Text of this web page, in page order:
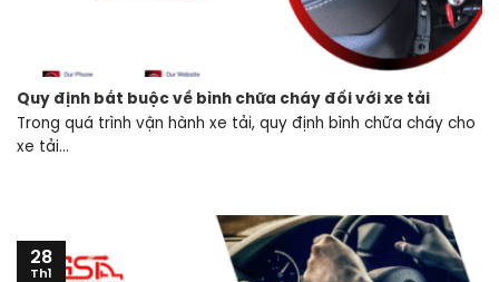
Quy định bắt buộc về bình chữa cháy đối với xe tải
Trong quá trình vận hành xe tải, quy định bình chữa cháy cho
xe tải...
28
Th1